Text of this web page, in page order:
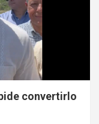
convertirlo